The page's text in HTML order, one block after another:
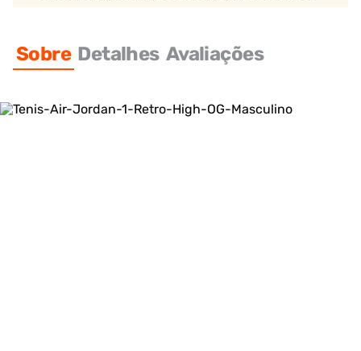
Sobre Detalhes Avaliações